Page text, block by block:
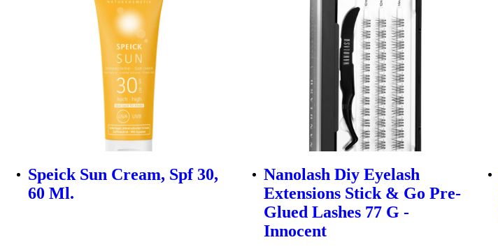
Speick Sun Cream, Spf 30,
60 Ml.
Nanolash Diy Eyelash
Extensions Stick & Go Pre-
Glued Lashes 77 G -
Innocent